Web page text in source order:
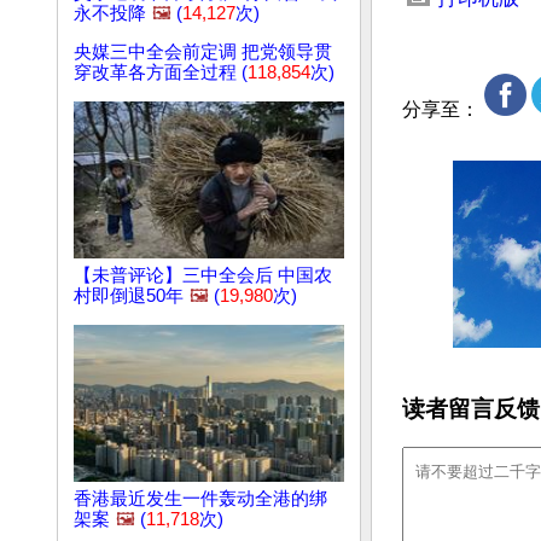
永不投降 🖼️ (14,127次)
央媒三中全会前定调 把党领导贯
穿改革各方面全过程 (118,854次)
【未普评论】三中全会后 中国农
村即倒退50年 🖼️ (19,980次)
香港最近发生一件轰动全港的绑
架案 🖼️ (11,718次)
分享至：
读者留言反